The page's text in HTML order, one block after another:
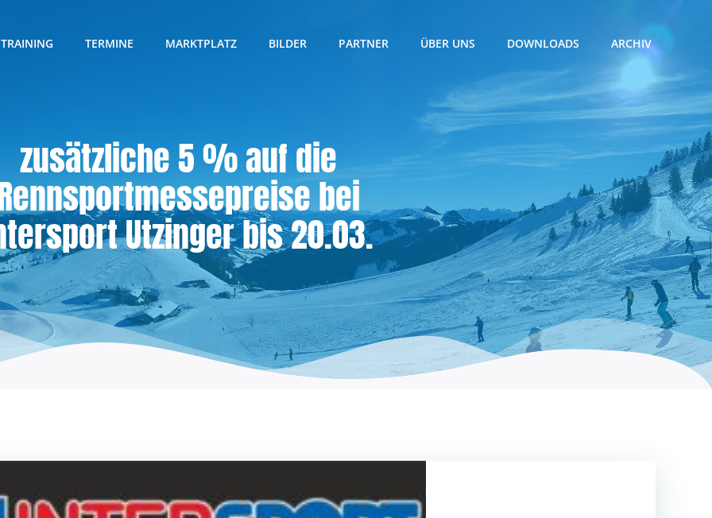
TRAINING TERMINE MARKTPLATZ BILDER PARTNER ÜBER UNS DOWNLOADS ARCHIV
zusätzliche 5 % auf die
bei
Utzinger bis 20.03.